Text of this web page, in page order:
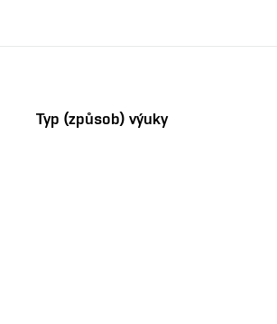
Typ (způsob) výuky